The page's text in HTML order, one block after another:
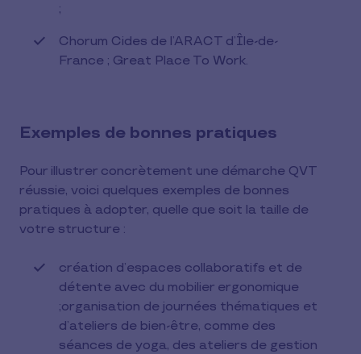
;
Chorum Cides de l’ARACT d’Île-de-
France ; Great Place To Work.
Exemples de bonnes pratiques
Pour illustrer concrètement une démarche QVT
réussie, voici quelques exemples de bonnes
pratiques à adopter, quelle que soit la taille de
votre structure :
création d’espaces collaboratifs et de
détente avec du mobilier ergonomique
;organisation de journées thématiques et
d’ateliers de bien-être, comme des
séances de yoga, des ateliers de gestion